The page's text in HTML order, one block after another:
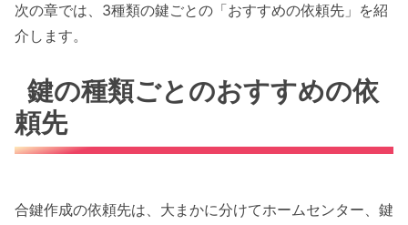
次の章では、3種類の鍵ごとの「おすすめの依頼先」を紹
介します。
鍵の種類ごとのおすすめの依
頼先
合鍵作成の依頼先は、大まかに分けてホームセンター、鍵